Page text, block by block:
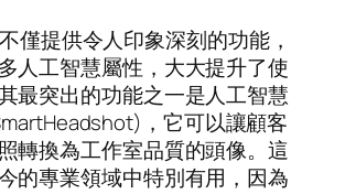
僅提供令人印象深刻的功能，
人工智慧屬性，大大提升了使
最突出的功能之一是人工智慧
，它可以讓顧客
轉換為工作室品質的頭像。這
的專業領域中特別有用，因為